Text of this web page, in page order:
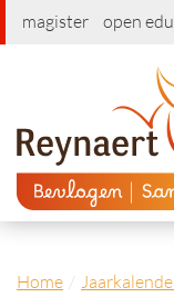
magister open
Home